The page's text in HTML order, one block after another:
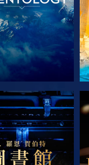
探索系列節目